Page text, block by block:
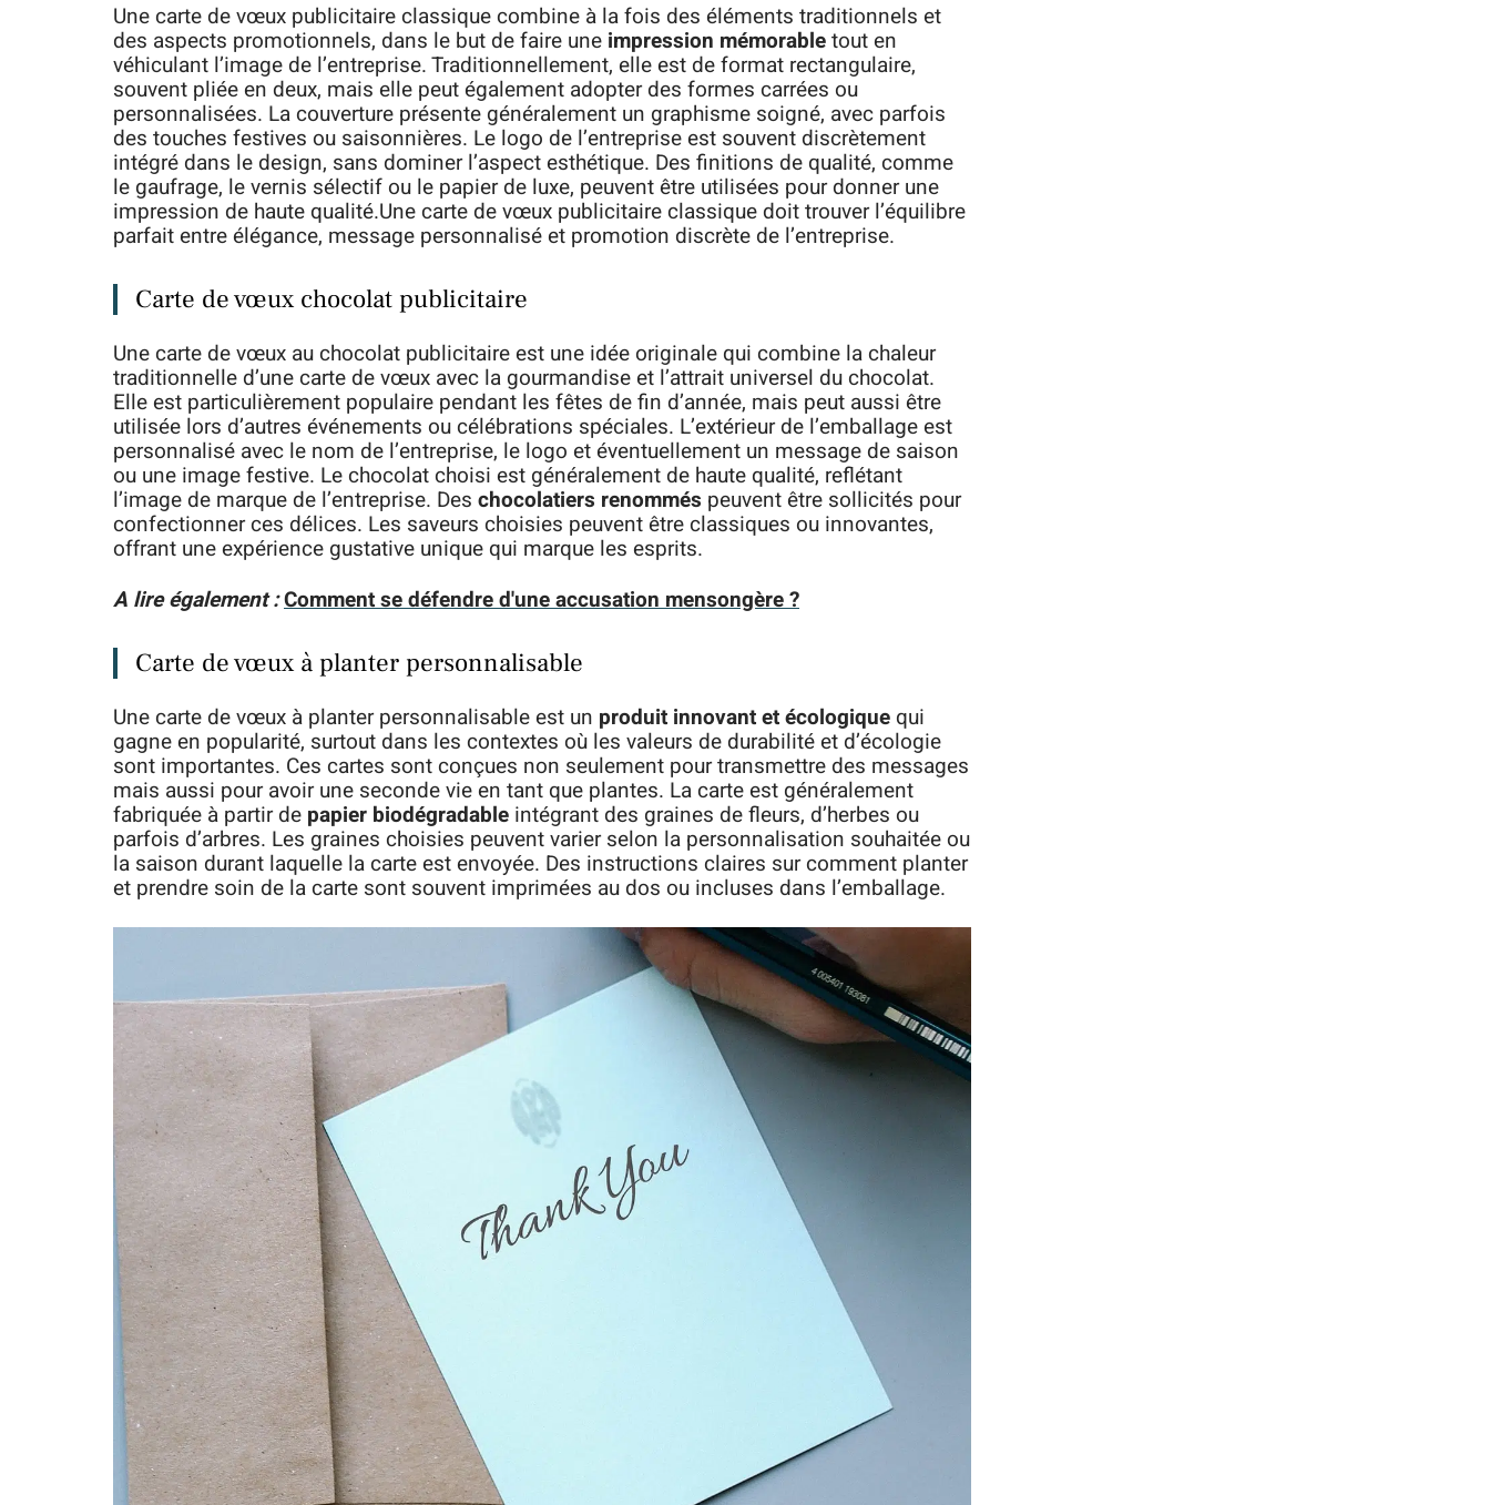
Une carte de vœux publicitaire classique combine à la fois des éléments traditionnels et
des aspects promotionnels, dans le but de faire une impression mémorabletout en
véhiculant l’image de l’entreprise. Traditionnellement, elle est de format rectangulaire,
souvent pliée en deux, mais elle peut également adopter des formes carrées ou
personnalisées. La couverture présente généralement un graphisme soigné, avec parfois
des touches festives ou saisonnières. Le logo de l’entreprise est souvent discrètement
intégré dans le design, sans dominer l’aspect esthétique. Des finitions de qualité, comme
le gaufrage, le vernis sélectif ou le papier de luxe, peuvent être utilisées pour donner une
impression de haute qualité.Une carte de vœux publicitaire classique doit trouver l’équilibre
parfait entre élégance, message personnalisé et promotion discrète de l’entreprise.
Carte de vœux chocolat publicitaire
Une carte de vœux au chocolat publicitaire est une idée originale qui combine la chaleur
traditionnelle d’une carte de vœux avec la gourmandise et l’attrait universel du chocolat.
Elle est particulièrement populaire pendant les fêtes de fin d’année, mais peut aussi être
utilisée lors d’autres événements ou célébrations spéciales. L’extérieur de l’emballage est
personnalisé avec le nom de l’entreprise, le logo et éventuellement un message de saison
ou une image festive. Le chocolat choisi est généralement de haute qualité, reflétant
l’image de marque de l’entreprise. Des chocolatiers renommés peuvent être sollicités pour
confectionner ces délices. Les saveurs choisies peuvent être classiques ou innovantes,
offrant une expérience gustative unique qui marque les esprits.
A lire également :Comment se défendre d'une accusation mensongère ?
Carte de vœux à planter personnalisable
Une carte de vœux à planter personnalisable est un produit innovant et écologique qui
gagne en popularité, surtout dans les contextes où les valeurs de durabilité et d’écologie
sont importantes. Ces cartes sont conçues non seulement pour transmettre des messages
mais aussi pour avoir une seconde vie en tant que plantes. La carte est généralement
fabriquée à partir de papier biodégradable intégrant des graines de fleurs, d’herbes ou
parfois d’arbres. Les graines choisies peuvent varier selon la personnalisation souhaitée ou
la saison durant laquelle la carte est envoyée. Des instructions claires sur comment planter
et prendre soin de la carte sont souvent imprimées au dos ou incluses dans l’emballage.